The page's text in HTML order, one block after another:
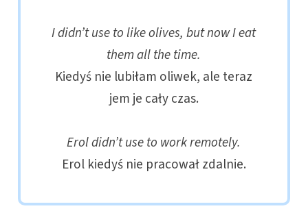
I didn’t use to like olives, but now I eat
them all the time.
Kiedyś nie lubiłam oliwek, ale teraz
jem je cały czas.
Erol didn’t use to work remotely.
Erol kiedyś nie pracował zdalnie.